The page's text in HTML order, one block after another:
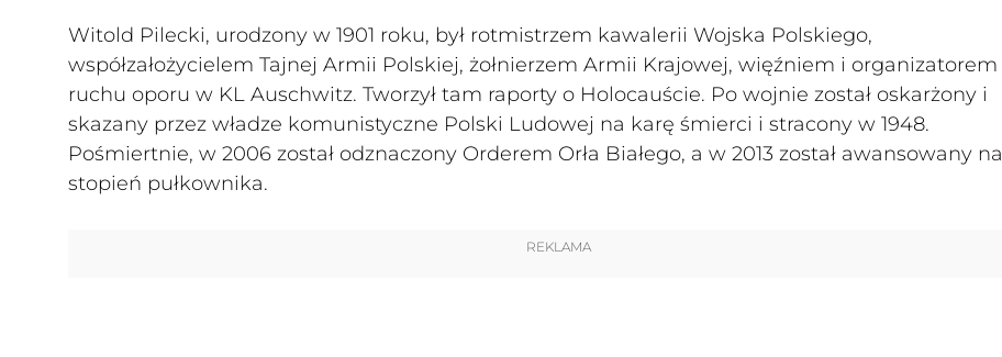
Witold Pilecki, urodzony w 1901 roku, był rotmistrzem kawalerii Wojska Polskiego,
współzałożycielem Tajnej Armii Polskiej, żołnierzem Armii Krajowej, więźniem i organizatorem
ruchu oporu w KL Auschwitz. Tworzył tam raporty o Holocauście. Po wojnie został oskarżony i
skazany przez władze komunistyczne Polski Ludowej na karę śmierci i stracony w 1948.
Pośmiertnie, w 2006 został odznaczony Orderem Orła Białego, a w 2013 został awansowany na
stopień pułkownika.
REKLAMA